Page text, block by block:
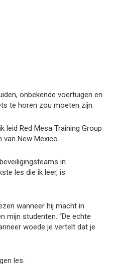
onbekende voertuigen en
te horen zou moeten zijn.
leid Red Mesa Training Group
van New Mexico.
in
les die ik leer, is
wanneer hij macht in
mijn studenten. “De echte
woede je vertelt dat je
les.